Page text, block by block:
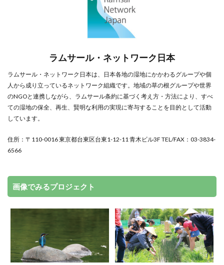
ラムサール・ネットワーク日本
ラムサール・ネットワーク日本は、日本各地の湿地にかかわるグループや個
人から成り立っているネットワーク組織です。地域の草の根グループや世界
のNGOと連携しながら、ラムサール条約に基づく考え方・方法により、すべ
ての湿地の保全、再生、賢明な利用の実現に寄与することを目的として活動
しています。
住所：〒110-0016 東京都台東区台東1-12-11 青木ビル3F TEL/FAX：03-3834-
6566
画像でみるプロジェクト